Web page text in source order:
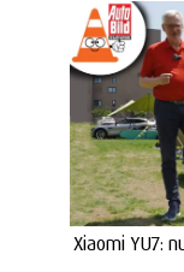
Xiaomi YU7: